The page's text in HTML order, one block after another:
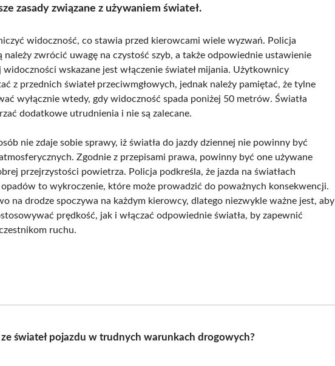
zasady związane z używaniem świateł.
widoczność, co stawia przed kierowcami wiele wyzwań. Policja
należy zwrócić uwagę na czystość szyb, a także odpowiednie ustawienie
wskazane jest włączenie świateł mijania. Użytkownicy
z przednich świateł przeciwmgłowych, jednak należy pamiętać, że tylne
wyłącznie wtedy, gdy widoczność spada poniżej 50 metrów. Światła
dodatkowe utrudnienia i nie są zalecane.
nie zdaje sobie sprawy, iż światła do jazdy dziennej nie powinny być
Zgodnie z przepisami prawa, powinny być one używane
przejrzystości powietrza. Policja podkreśla, że jazda na światłach
to wykroczenie, które może prowadzić do poważnych konsekwencji.
na drodze spoczywa na każdym kierowcy, dlatego niezwykle ważne jest, aby
prędkość, jak i włączać odpowiednie światła, by zapewnić
ruchu.
świateł pojazdu w trudnych warunkach drogowych?